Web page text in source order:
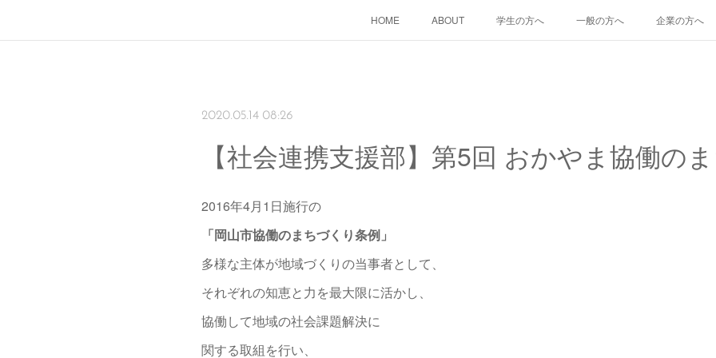
HOME ABOUT 学生の方へ 一般の方へ 企業の方へ
2020.05.14 08:26
【社会連携支援部】第5回 おかやま協働の
2016年4月1日施行の
「岡山市協働のまちづくり条例」
多様な主体が地域づくりの当事者として、
それぞれの知恵と力を最大限に活かし、
協働して地域の社会課題解決に
関する取組を行い、